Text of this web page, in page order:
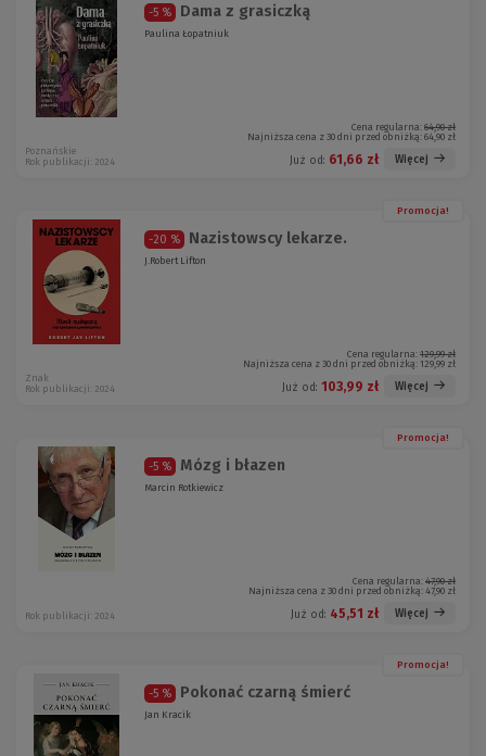
-5 % Dama z grasiczką
Paulina Łopatniuk
Cena regularna: 64,90 zł
Najniższa cena z 30 dni przed obniżką: 64,90 zł
Już od: 61,66 zł Więcej
Poznańskie
Rok publikacji: 2024
Promocja!
-20 % Nazistowscy lekarze.
J.Robert Lifton
Cena regularna: 129,99 zł
Najniższa cena z 30 dni przed obniżką: 129,99 zł
Już od: 103,99 zł Więcej
Znak
Rok publikacji: 2024
Promocja!
-5 % Mózg i błazen
Marcin Rotkiewicz
Cena regularna: 47,90 zł
Najniższa cena z 30 dni przed obniżką: 47,90 zł
Już od: 45,51 zł Więcej
Rok publikacji: 2024
Promocja!
-5 % Pokonać czarną śmierć
Jan Kracik